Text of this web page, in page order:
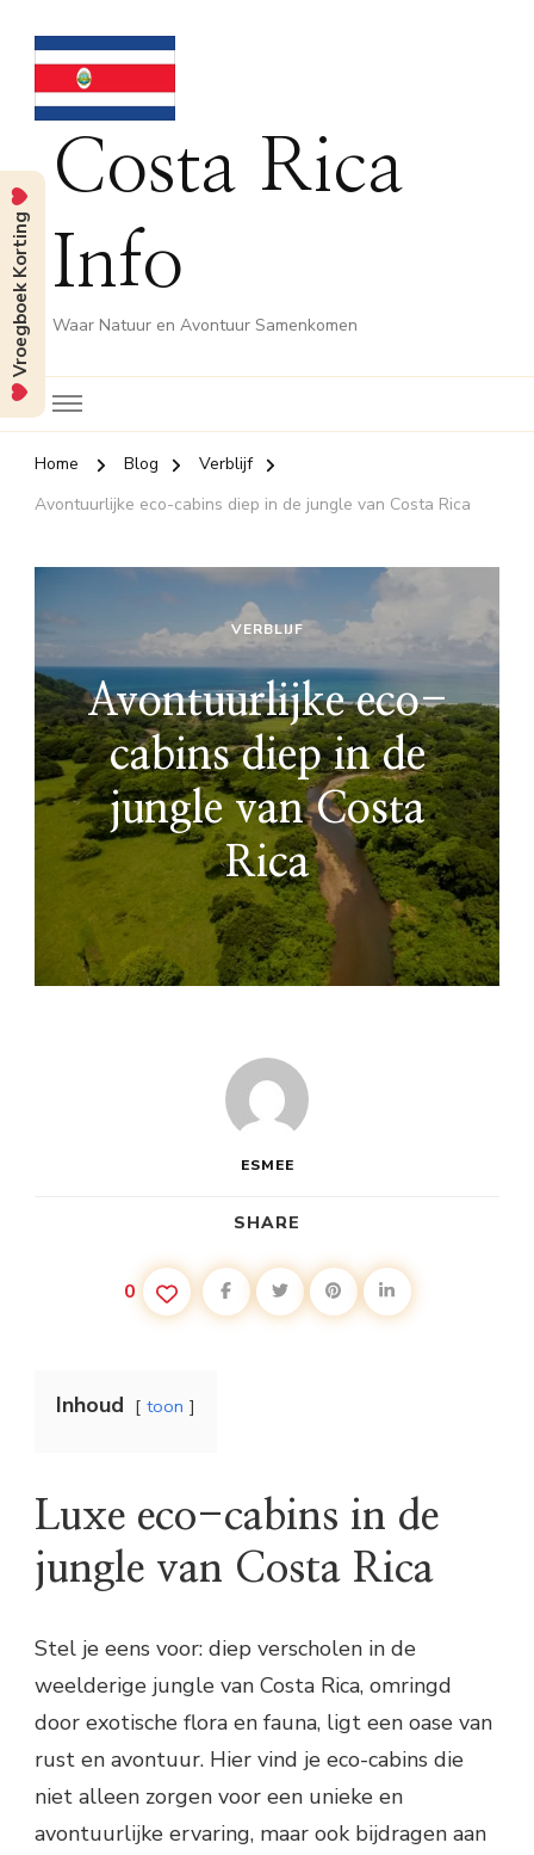
Costa Rica
Info
Waar Natuur en Avontuur Samenkomen
Home Blog
Verblijf
Avontuurlijke eco-cabins diep in de jungle van Costa Rica
VERBLIJF
Avontuurlijke eco-
cabins diep in de
jungle van Costa
Rica
ESMEE
SHARE
0
Inhoud toon
Luxe eco-cabins in de
jungle van Costa Rica
Stel je eens voor: diep verscholen in de
weelderige jungle van Costa Rica, omringd
door exotische flora en fauna, ligt een oase van
rust en avontuur. Hier vind je eco-cabins die
niet alleen zorgen voor een unieke en
avontuurlijke ervaring, maar ook bijdragen aan
Vroegboek Korting